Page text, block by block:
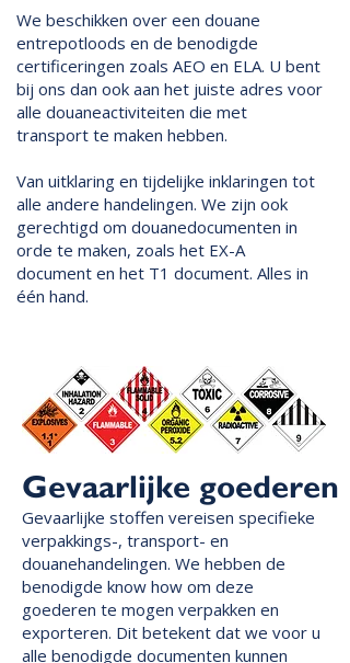
We beschikken over een douane
entrepotloods en de benodigde
certificeringen zoals AEO en ELA. U bent
bij ons dan ook aan het juiste adres voor
alle douaneactiviteiten die met
transport te maken hebben.
Van uitklaring en tijdelijke inklaringen tot
alle andere handelingen. We zijn ook
gerechtigd om douanedocumenten in
orde te maken, zoals het EX-A
document en het T1 document. Alles in
één hand.
Gevaarlijke goederen
Gevaarlijke stoffen vereisen specifieke
verpakkings-, transport- en
douanehandelingen. We hebben de
benodigde know how om deze
goederen te mogen verpakken en
exporteren. Dit betekent dat we voor u
alle benodigde documenten kunnen